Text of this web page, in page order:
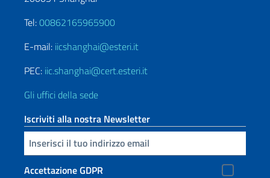
Tel:00862165965900
E-mail: iicshanghai@esteri.it
PEC: iic.shanghai@cert.esteri.it
Gli uffici della sede
Iscriviti alla nostra Newsletter
Inserisci la tua email
Accettazione GDPR